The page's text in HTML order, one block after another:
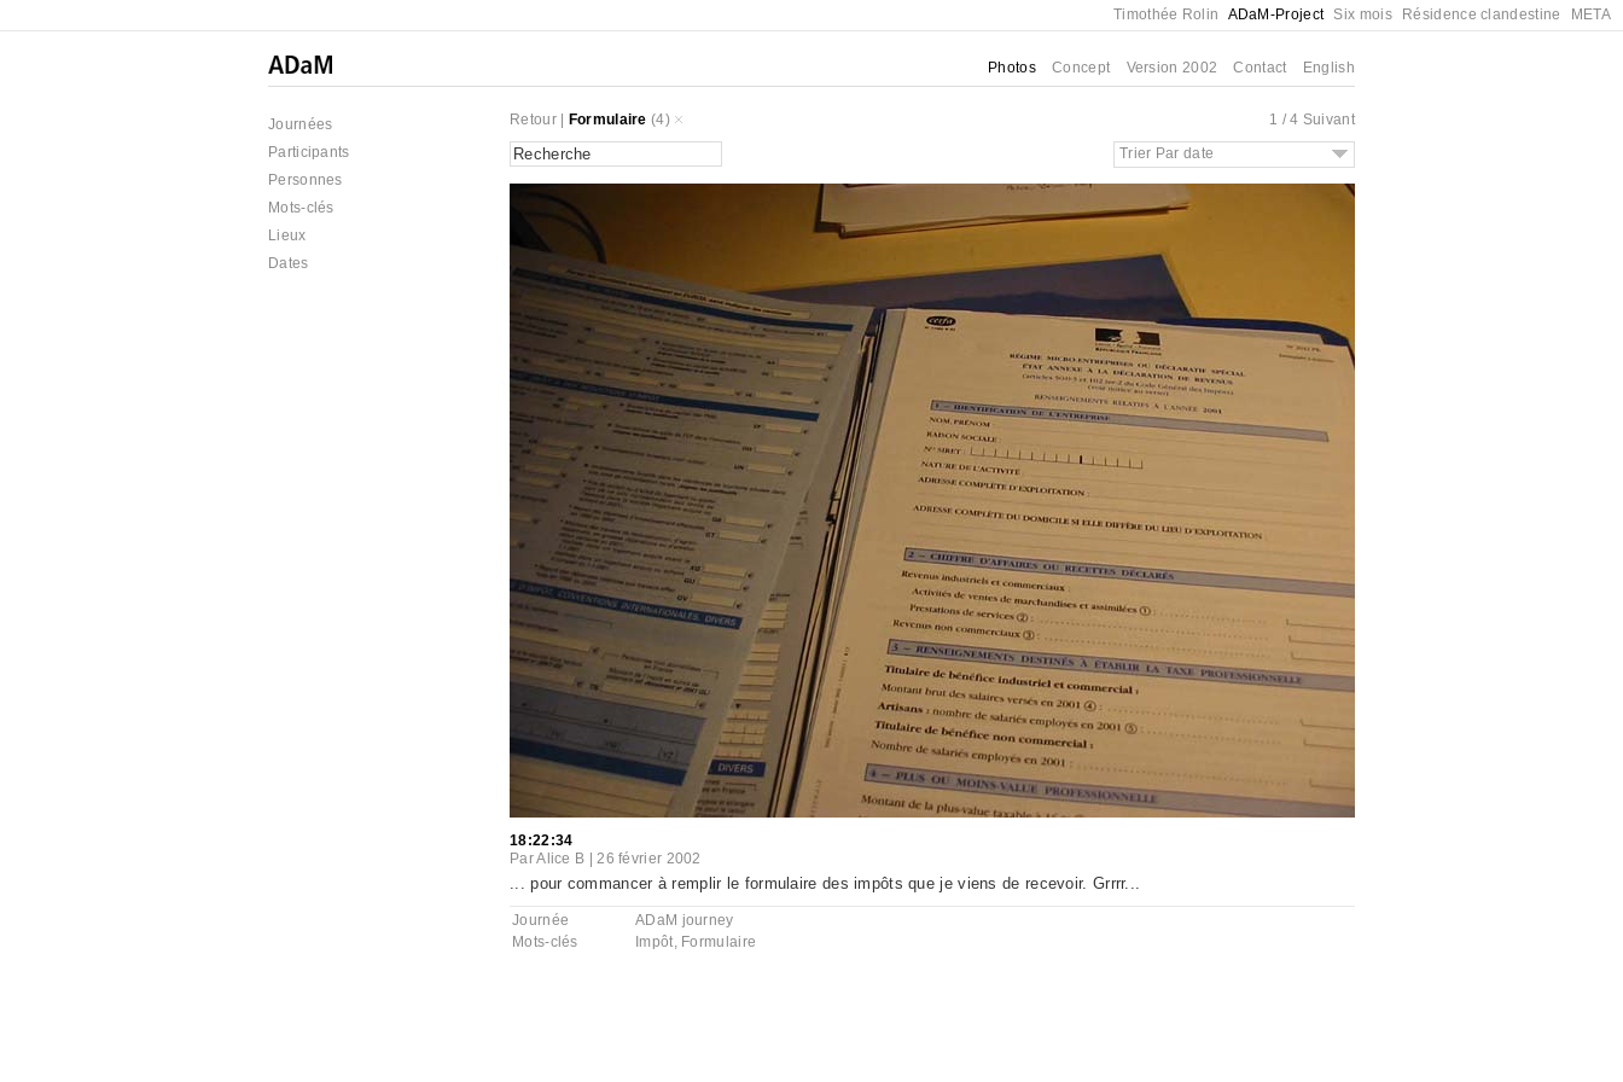
Timothée Rolin ADaM-Project Six mois Résidence clandestine META
Photos Concept Version 2002 Contact English
Journées
Participants
Personnes
Mots-clés
Lieux
Dates
Retour| Formulaire (4) 1 / 4 Suivant
Trier Par date
18:22:34
ParAlice B |26 février 2002
... pour commancer à remplir le formulaire des impôts que je viens de recevoir. Grrrr...
Journée
ADaM journey
Mots-clés
Impôt, Formulaire